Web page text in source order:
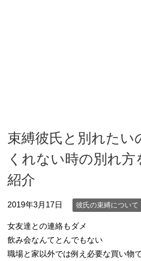
束縛彼氏と別れたい
くれない時の別れ方
紹介
2019年3月17日 彼氏の束縛について
女友達との連絡もダメ
飲み会なんてとんでもない
職場と家以外では例え必要な買い物